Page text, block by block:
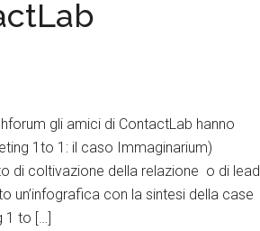
gli amici di ContactLab hanno
1to 1: il caso Immaginarium)
di coltivazione della relazione o di lead
un’infografica con la sintesi della case
1 to […]